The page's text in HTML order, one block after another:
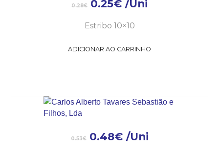
0.28€ 0.25€ /Uni
Estribo 10×10
ADICIONAR AO CARRINHO
0.53€ 0.48€ /Uni